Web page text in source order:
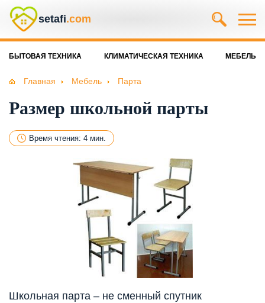
setafi.com
БЫТОВАЯ ТЕХНИКА КЛИМАТИЧЕСКАЯ ТЕХНИКА МЕБЕЛЬ
Главная Мебель Парта
Размер школьной парты
Время чтения: 4 мин.
Школьная парта – не сменный спутник